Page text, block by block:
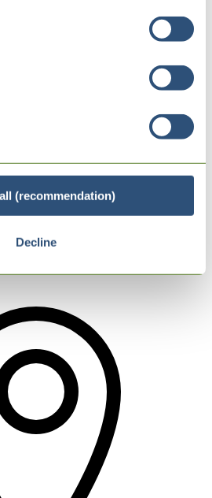
(recommendation)
Decline
druk